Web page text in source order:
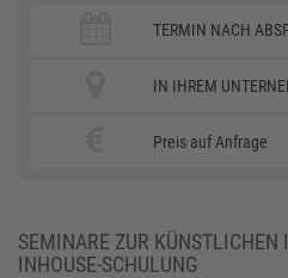
TERMIN NACH
IN IHREM
Preis auf Anfrage
SEMINARE ZUR
INHOUSE-SCHULUNG